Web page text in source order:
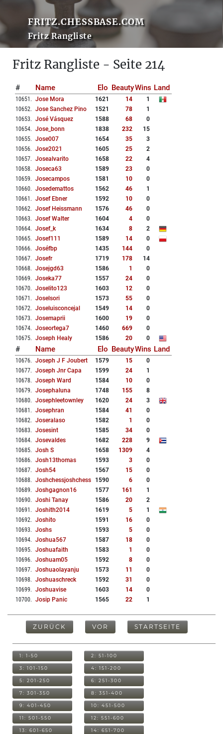
FRITZ.CHESSBASE.COM
Fritz Rangliste
Fritz Rangliste - Seite 214
# Name Elo BeautyWins Land
10651 . Jose Mora 1621 14
1
10652. Jose Sanchez Pino 1521 78
1
10653. José Vásquez 1588 68
0
10654. Jose_bonn 1838 232
15
10655. Jose007 1654 35
3
10656. Jose2021 1605 25
2
10657. Josealvarito 1658 22
4
10658. Joseca63 1589 23
0
10659. Josecampos 1581 10
0
10660. Josedemattos 1562 46
1
10661 . Josef Ebner 1592 10
0
10662. Josef Heissmann 1576 46
0
10663. Josef Walter 1604 4
0
10664. Josef_k 1634 8
2
10665. Josef111 1589 14
0
10666. Joséfbp 1435 144
0
10667. Josefr 1719 178
14
10668. Josejgd63 1586 1
0
10669. Joseka77 1557 24
0
10670. Joselito123 1603 12
0
10671 . Joselsori 1573 55
0
10672. Joseluisconcejal 1549 14
0
10673. Josemaprii 1600 19
0
10674. Joseortega7 1460 669
0
10675. Joseph Healy 1586 20 0
# Name Elo BeautyWins Land
10676. Joseph J F Joubert 1579 15
0
10677. Joseph Jnr Capa 1599 24
1
10678. Joseph Ward 1584 10
0
10679. Josephaluna 1748 155
8
10680. Josephleetownley 1620 24
3
10681 . Josephran 1584 41
0
10682. Joseralaso 1582 1
0
10683. Josesint 1585 34
0
10684. Josevaldes 1682 228
9
10685. Josh S 1658 1309
4
10686. Josh13thomas 1593 3
0
10687. Josh54 1567 15
0
10688. Joshchessjoshchess 1590 6
0
10689. Joshgagnon16 1577 161
1
10690. Joshi Tanay 1586 20
2
10691 . Joshith2014 1619 5
1
10692. Joshito 1591 16
0
10693. Joshs 1593 5
0
10694. Joshua567 1587 18
0
10695. Joshuafaith 1583 1
0
10696. Joshuam05 1592 8
0
10697. Joshuaolayanju 1573 11
0
10698. Joshuaschreck 1592 31
0
10699. Joshuavise 1603 14
0
10700. Josip Panic 1565 22 1
ZURÜCK VOR STARTSEITE
1: 1-50 2: 51-100
3: 101-150 4: 151-200
5: 201-250 6: 251-300
7: 301-350 8: 351-400
9: 401-450 10: 451-500
11: 501-550 12: 551-600
13: 601-650 14: 651-700